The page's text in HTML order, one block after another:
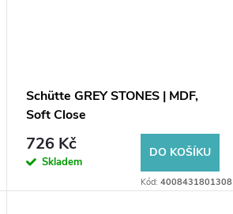
Schütte GREY STONES | MDF,
Soft Close
726 Kč
Skladem
DO KOŠÍKU
Kód: 4008431801308